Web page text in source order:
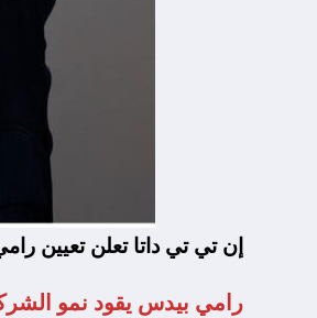
إن تي تي داتا تعلن تعيين
رامي بيدس يقود نمو الشركة